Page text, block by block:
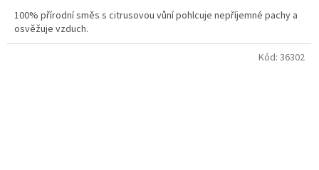
z
5
hvězdiček.
100% přírodní směs s citrusovou vůní pohlcuje nepříjemné pachy a
osvěžuje vzduch.
Kód: 36302